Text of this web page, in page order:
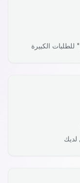
الكبيرة
لديك